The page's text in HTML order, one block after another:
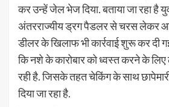
कर उन्हें जेल भेज दिया. बताया जा रहा है
अंतरराज्यीय ड्रग पैडलर से चरस लेकर
डीलर के खिलाफ भी कार्रवाई शुरू कर दी
कि नशे के कारोबार को ध्वस्त करने के लिए
रही है. जिसके तहत चेकिंग के साथ
दिया जा रहा है.